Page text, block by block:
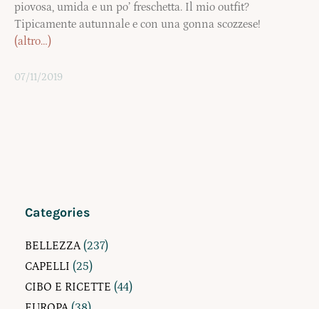
piovosa, umida e un po’ freschetta. Il mio outfit?
Tipicamente autunnale e con una gonna scozzese!
(altro…)
07/11/2019
Categories
BELLEZZA(237)
CAPELLI (25)
CIBO E RICETTE (44)